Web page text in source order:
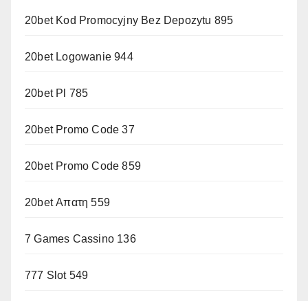
20bet Kod Promocyjny Bez Depozytu 895
20bet Logowanie 944
20bet Pl 785
20bet Promo Code 37
20bet Promo Code 859
20bet Απατη 559
7 Games Cassino 136
777 Slot 549